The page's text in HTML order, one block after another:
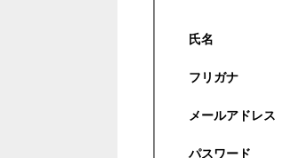
氏名
フリガナ
メールアドレス
パスワード